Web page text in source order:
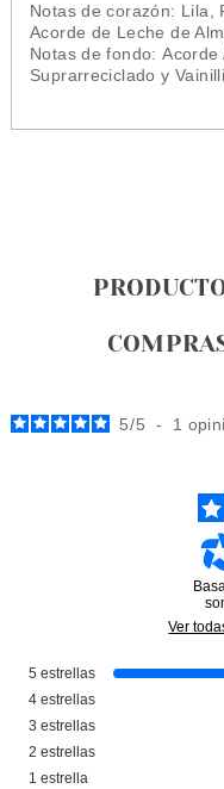
Notas de corazón: Lila,
Acorde de Leche de
Notas de fondo:Acorde
Suprarreciclado y
ISSEY
5/5 - 1
Ver
5 estrellas
4 estrellas
3 estrellas
2 estrellas
1 estrella